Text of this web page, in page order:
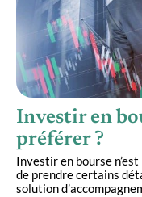
Investir en
préférer ?
Investir en bourse
de prendre certains
solution